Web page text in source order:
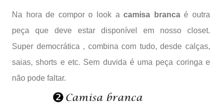
Na hora de compor o look acamisa brancaé outra
peça que deve estar disponível em nosso closet.
Super democrática , combina com tudo, desde calças,
saias, shorts e etc. Sem duvida é uma peça coringa e
não pode faltar.